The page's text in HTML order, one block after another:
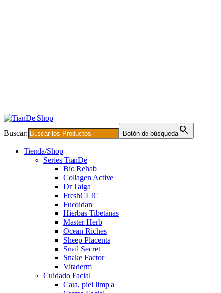
Buscar: Botón de búsqueda
Tienda/Shop
Series TianDe
Bio Rehab
Collagen Active
Dr Taiga
FreshCLIC
Fucoidan
Hierbas Tibetanas
Master Herb
Ocean Riches
Sheep Placenta
Snail Secret
Snake Factor
Vitaderm
Cuidado Facial
Cara, piel limpia